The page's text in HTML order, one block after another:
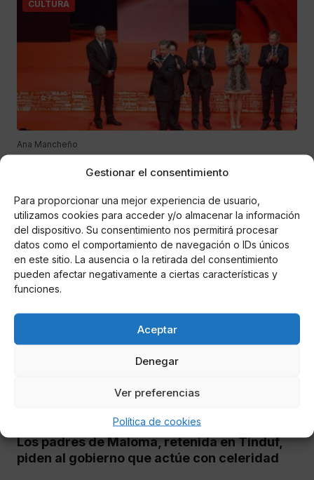
Gestionar el consentimiento
Para proporcionar una mejor experiencia de usuario,
utilizamos cookies para acceder y/o almacenar la información
del dispositivo. Su consentimiento nos permitirá procesar
datos como el comportamiento de navegación o IDs únicos
en este sitio. La ausencia o la retirada del consentimiento
pueden afectar negativamente a ciertas características y
funciones.
Aceptar
Denegar
Ver preferencias
Política de cookies
CULTURA
Ana Mancheño
Medalla de Oro de la Cruz Roja
Bajo el lema “Mujer, compromiso y solidaridad”, se destaca
el papel fundamental, comprometido y solidario de las
mujeres en la sociedad.
COMUNIDADES
Los padres de Maloma, retenida en Tinduf,
piden al gobierno que actúe con celeridad